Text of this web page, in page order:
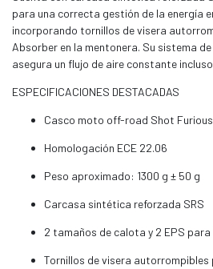
para una correcta gestión de la energía
incorporando tornillos de visera
Absorber en la mentonera. Su sistema
asegura un flujo de aire constante
ESPECIFICACIONES DESTACADAS
Casco moto off-road Shot Furious
Homologación ECE 22.06
Peso aproximado: 1300 g ± 50 g
Carcasa sintética reforzada SRS
2 tamaños de calota y 2 EPS
Tornillos de visera